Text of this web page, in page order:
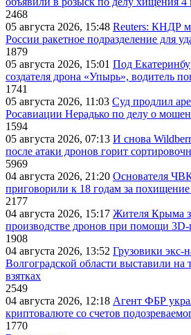
2468
05 августа 2026, 15:48 Reuters: КНДР
России ракетное подразделение для
1879
05 августа 2026, 15:01 Под
создателя дрона «Упырь», водитель
1741
05 августа 2026, 11:03 Суд продлил
Росавиации Нерадько по делу о
1594
05 августа 2026, 07:13 И снова
после атаки дронов горит
5969
04 августа 2026, 21:20 Основателя
приговорили к 18 годам за
2177
04 августа 2026, 15:17 Жителя Крыма
производстве дронов при помощи
1908
04 августа 2026, 13:52 Грузовики экс-
Волгоградской области выставили на
взятках
2549
04 августа 2026, 12:18 Агент ФБР
криптовалюте со счетов
1770